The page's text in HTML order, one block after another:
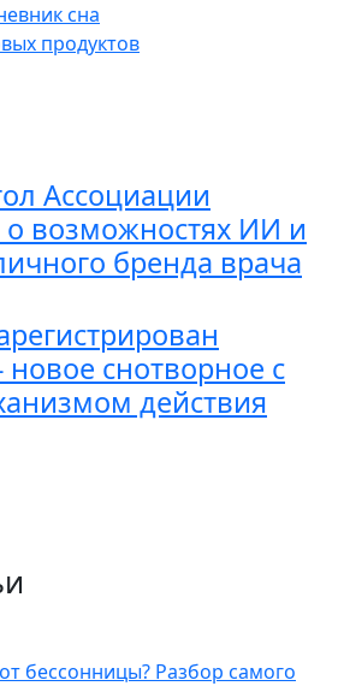
сна
продуктов
Ассоциации
о возможностях ИИ и
бренда врача
снотворное с
действия
бессонницы? Разбор самого